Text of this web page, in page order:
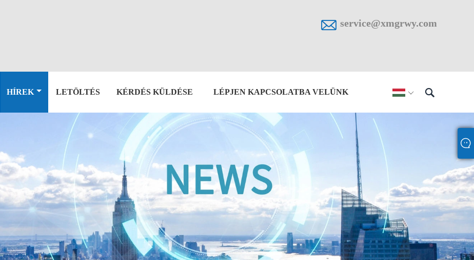
 service@xmgrwy.com
 
HÍREK LETÖLTÉS KÉRDÉS KÜLDÉSE LÉPJEN KAPCSOLATBA VELÜNK